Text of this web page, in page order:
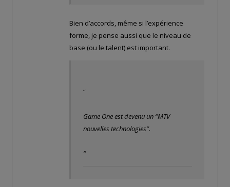
Bien d’accords, même si l’expérience
forme, je pense aussi que le niveau de
base (ou le talent) est important.
“
Game One est devenu un “MTV
nouvelles technologies”.
“